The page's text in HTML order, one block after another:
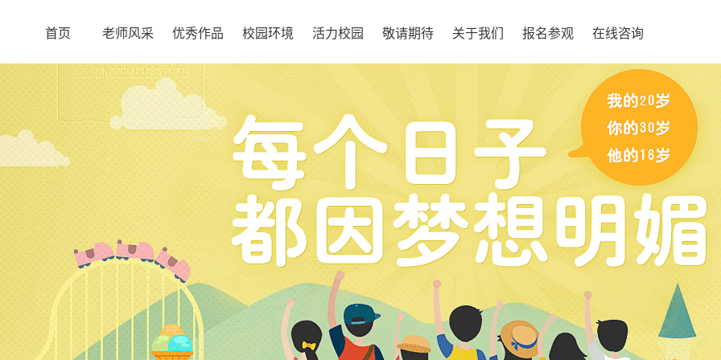
首页 老师风采 优秀作品 校园环境 活力校园 敬请期待 关于我们 报名参观 在线咨询